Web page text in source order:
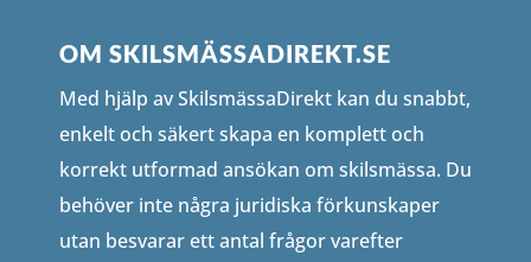
OM SKILSMÄSSADIREKT.SE
Med hjälp av SkilsmässaDirekt kan du snabbt,
enkelt och säkert skapa en komplett och
korrekt utformad ansökan om skilsmässa. Du
behöver inte några juridiska förkunskaper
utan besvarar ett antal frågor varefter